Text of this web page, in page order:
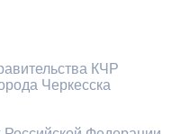
КЧР
Черкесска